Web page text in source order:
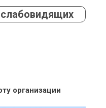
организации